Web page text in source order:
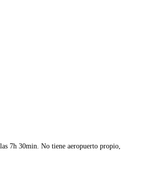
7h 30min. No tiene aeropuerto propio,